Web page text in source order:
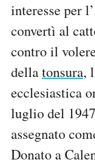
interesse per
convertì al
contro il
dellatonsura,
ecclesiastica
luglio del
assegnato
Donato a